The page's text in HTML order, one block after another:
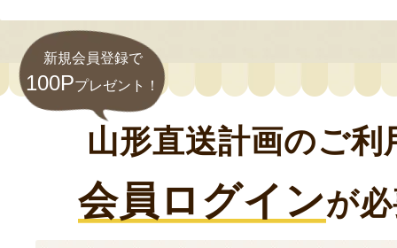
新規会員登録で
100Pプレゼント！
山形直送計画のご利
会員ログインが